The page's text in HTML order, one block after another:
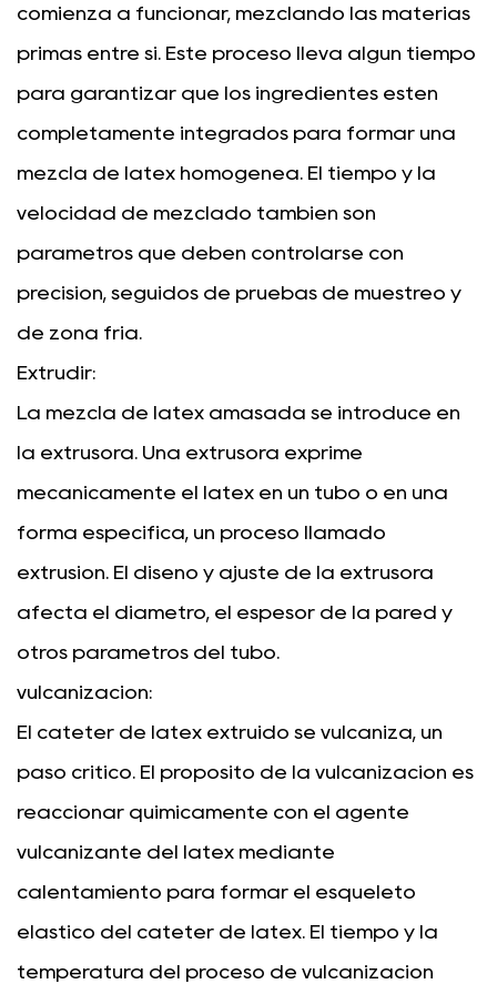
comienza a funcionar, mezclando las materias
primas entre sí. Este proceso lleva algún tiempo
para garantizar que los ingredientes estén
completamente integrados para formar una
mezcla de látex homogénea. El tiempo y la
velocidad de mezclado también son
parámetros que deben controlarse con
precisión, seguidos de pruebas de muestreo y
de zona fría.
Extrudir:
La mezcla de látex amasada se introduce en
la extrusora. Una extrusora exprime
mecánicamente el látex en un tubo o en una
forma específica, un proceso llamado
extrusión. El diseño y ajuste de la extrusora
afecta el diámetro, el espesor de la pared y
otros parámetros del tubo.
vulcanización:
El catéter de látex extruido se vulcaniza, un
paso crítico. El propósito de la vulcanización es
reaccionar químicamente con el agente
vulcanizante del látex mediante
calentamiento para formar el esqueleto
elástico del catéter de látex. El tiempo y la
temperatura del proceso de vulcanización